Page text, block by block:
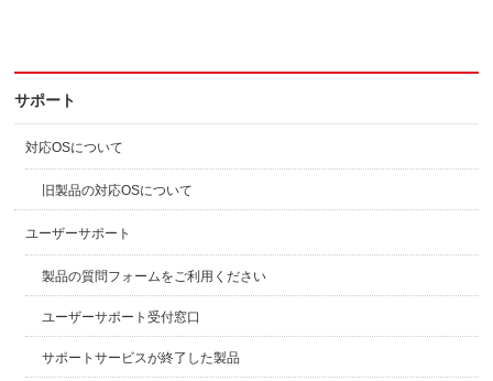
サポート
対応OSについて
旧製品の対応OSについて
ユーザーサポート
製品の質問フォームをご利用ください
ユーザーサポート受付窓口
サポートサービスが終了した製品